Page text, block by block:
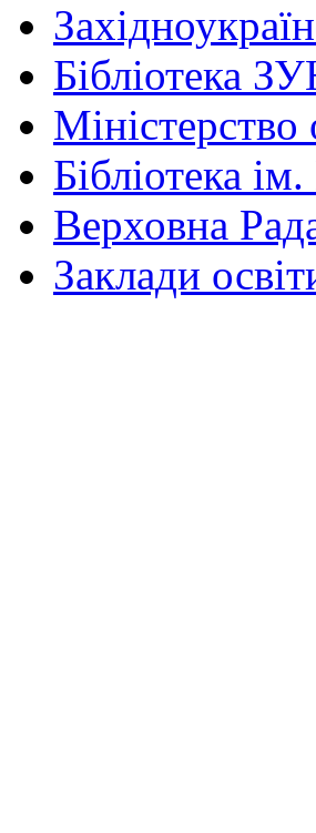
Бібліотека
Міністерство
Бібліотека
Верховна
Заклади